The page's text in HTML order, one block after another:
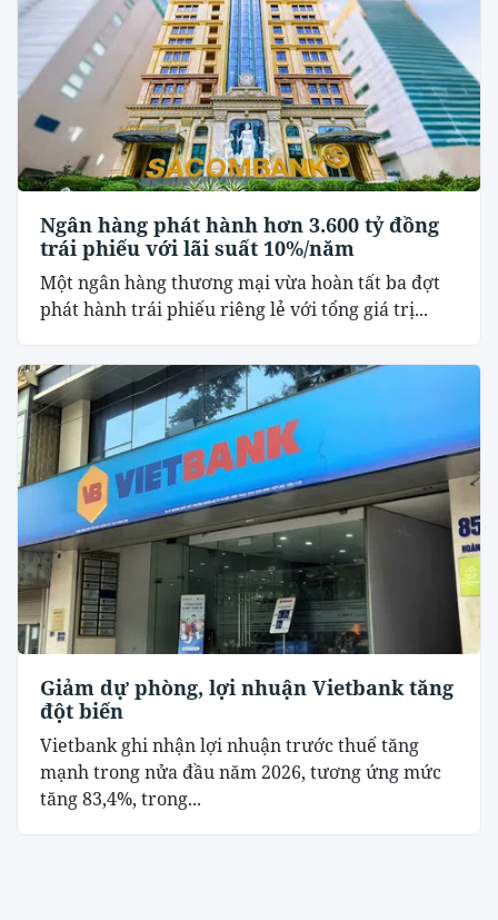
Ngân hàng phát hành hơn 3.600 tỷ đồng
trái phiếu với lãi suất 10%/năm
Một ngân hàng thương mại vừa hoàn tất ba đợt
phát hành trái phiếu riêng lẻ với tổng giá trị...
Giảm dự phòng, lợi nhuận Vietbank tăng
đột biến
Vietbank ghi nhận lợi nhuận trước thuế tăng
mạnh trong nửa đầu năm 2026, tương ứng mức
tăng 83,4%, trong...